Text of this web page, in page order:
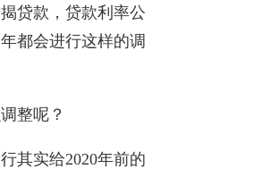
贷款，贷款利率公
都会进行这样的调
整呢？
其实给2020年前的